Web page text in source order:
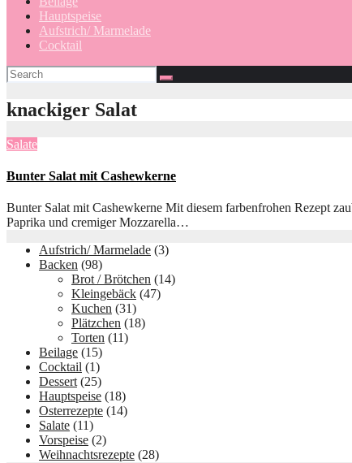
Hauptspeise
Aufstrich/ Marmelade
Cocktail
knackiger Salat
Salate
Bunter Salat mit Cashewkerne
Bunter Salat mit Cashewkerne Mit diesem farbenfrohen Rezept
Paprika und cremiger Mozzarella…
Aufstrich/ Marmelade (3)
Backen (98)
Brot / Brötchen (14)
Kleingebäck (47)
Kuchen (31)
Plätzchen (18)
Torten (11)
Beilage (15)
Cocktail (1)
Dessert (25)
Hauptspeise (18)
Osterrezepte (14)
Salate (11)
Vorspeise (2)
Weihnachtsrezepte (28)